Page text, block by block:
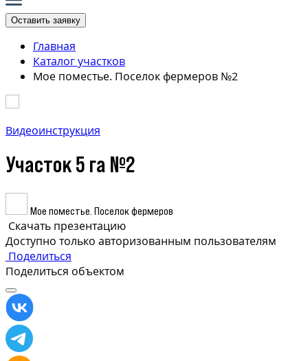
Оставить заявку
Главная
Каталог участков
Мое поместье. Поселок фермеров №2
Видеоинструкция
Участок 5 га №2
Мое поместье. Поселок фермеров
Скачать презентацию
Доступно только авторизованным пользователям
Поделиться
Поделиться объектом